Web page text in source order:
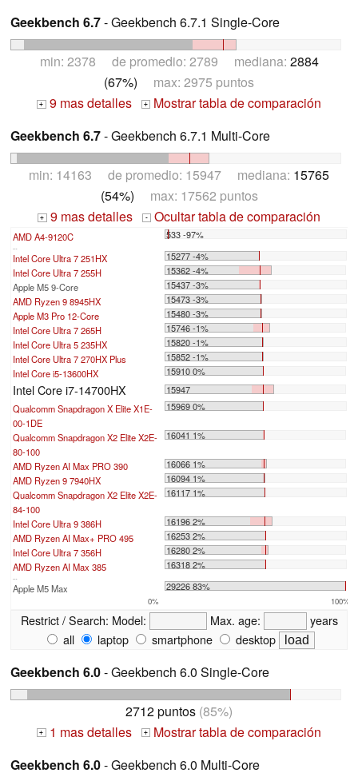
Geekbench 6.7- Geekbench 6.7.1 Single-Core
min: 2378 de promedio: 2789 mediana: 2884
(67%) max: 2975 puntos
+ 9 mas detalles +
Mostrar tabla de comparación
Geekbench 6.7- Geekbench 6.7.1 Multi-Core
min: 14163 de promedio: 15947 mediana: 15765
(54%) max: 17562 puntos
+ 9 mas detalles - Ocultar tabla de comparación
AMD A4-9120C 533 -97%
Intel Core Ultra 7 251HX
15277 -4%
Intel Core Ultra 7 255H
15362 -4%
Apple M5 9-Core
15437 -3%
AMD Ryzen 9 8945HX
15473 -3%
Apple M3 Pro 12-Core
15480 -3%
Intel Core Ultra 7 265H
15746 -1%
Intel Core Ultra 5 235HX
15820 -1%
Intel Core Ultra 7 270HX Plus
15852 -1%
Intel Core i5-13600HX
15910 0%
Intel Core i7-14700HX
15947
Qualcomm Snapdragon X Elite X1E-
00-1DE
15969 0%
Qualcomm Snapdragon X2 Elite X2E-
80-100
16041 1%
AMD Ryzen AI Max PRO 390
16066 1%
AMD Ryzen 9 7940HX
16094 1%
Qualcomm Snapdragon X2 Elite X2E-
84-100
16117 1%
Intel Core Ultra 9 386H
16196 2%
AMD Ryzen AI Max+ PRO 495
16253 2%
Intel Core Ultra 7 356H
16280 2%
AMD Ryzen AI Max 385
16318 2%
Apple M5 Max 29226 83%
0% 100%
Restrict / Search: Model: Max. age:
years
all
laptop smartphone desktop
Geekbench 6.0- Geekbench 6.0 Single-Core
2712 puntos (85%)
+ 1 mas detalles +
Mostrar tabla de comparación
Geekbench 6.0- Geekbench 6.0 Multi-Core